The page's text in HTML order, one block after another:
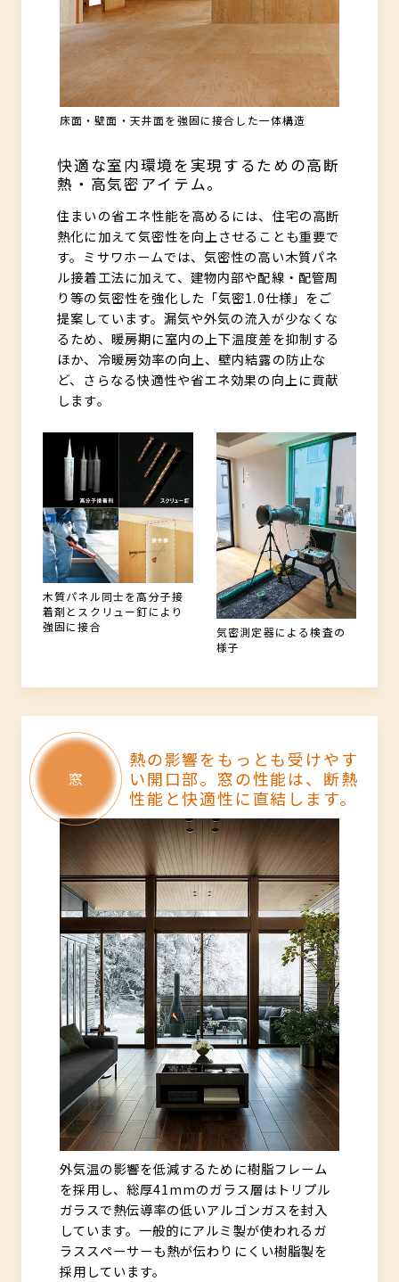
床面・壁面・天井面を強固に接合した一体構造
快適な室内環境を実現するための高断
熱・高気密アイテム。
住まいの省エネ性能を高めるには、住宅の高断
熱化に加えて気密性を向上させることも重要で
す。ミサワホームでは、気密性の高い木質パネ
ル接着工法に加えて、建物内部や配線・配管周
り等の気密性を強化した「気密1.0仕様」をご
提案しています。漏気や外気の流入が少なくな
るため、暖房期に室内の上下温度差を抑制する
ほか、冷暖房効率の向上、壁内結露の防止な
ど、さらなる快適性や省エネ効果の向上に貢献
します。
木質パネル同士を高分子接
着剤とスクリュー釘により
強固に接合
気密測定器による検査の
様子
熱の影響をもっとも受けやす
い開口部。 窓の性能は、断熱
性能と快適性に直結します。
外気温の影響を低減するために樹脂フレーム
を採用し、総厚41mmのガラス層はトリプル
ガラスで熱伝導率の低いアルゴンガスを封入
しています。一般的にアルミ製が使われるガ
ラススペーサーも熱が伝わりにくい樹脂製を
採用しています。